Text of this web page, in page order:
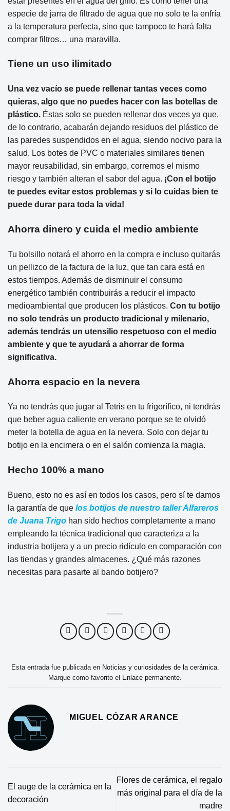
especie de jarra de filtrado de agua que no solo te la enfría
a la temperatura perfecta, sino que tampoco te hará falta
comprar filtros… una maravilla.
Tiene un uso ilimitado
Una vez vacío se puede rellenar tantas veces como
quieras, algo que no puedes hacer con las botellas de
plástico. Éstas solo se pueden rellenar dos veces ya que,
de lo contrario, acabarán dejando residuos del plástico de
las paredes suspendidos en el agua, siendo nocivo para la
salud. Los botes de PVC o materiales similares tienen
mayor reusabilidad, sin embargo, corremos el mismo
riesgo y también alteran el sabor del agua. ¡Con el botijo
te puedes evitar estos problemas y si lo cuidas bien te
puede durar para toda la vida!
Ahorra dinero y cuida el medio ambiente
Tu bolsillo notará el ahorro en la compra e incluso quitarás
un pellizco de la factura de la luz, que tan cara está en
estos tiempos. Además de disminuir el consumo
energético también contribuirás a reducir el impacto
medioambiental que producen los plásticos. Con tu botijo
no solo tendrás un producto tradicional y milenario,
además tendrás un utensilio respetuoso con el medio
ambiente y que te ayudará a ahorrar de forma
significativa.
Ahorra espacio en la nevera
Ya no tendrás que jugar al Tetris en tu frigorífico, ni tendrás
que beber agua caliente en verano porque se te olvidó
meter la botella de agua en la nevera. Solo con dejar tu
botijo en la encimera o en el salón comienza la magia.
Hecho 100% a mano
Bueno, esto no es así en todos los casos, pero sí te damos
la garantía de que los botijos de nuestro taller Alfareros
de Juana Trigo han sido hechos completamente a mano
empleando la técnica tradicional que caracteriza a la
industria botijera y a un precio ridículo en comparación con
las tiendas y grandes almacenes. ¿Qué más razones
necesitas para pasarte al bando botijero?
Esta entrada fue publicada en Noticias y curiosidades de la cerámica.
Marque como favorito el Enlace permanente.
MIGUEL CÓZAR ARANCE
El auge de la cerámica en la
decoración
Flores de cerámica, el regalo
más original para el día de la
madre